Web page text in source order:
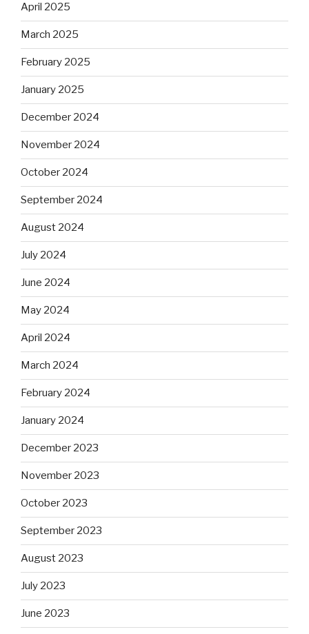
April 2025
March 2025
February 2025
January 2025
December 2024
November 2024
October 2024
September 2024
August 2024
July 2024
June 2024
May 2024
April 2024
March 2024
February 2024
January 2024
December 2023
November 2023
October 2023
September 2023
August 2023
July 2023
June 2023